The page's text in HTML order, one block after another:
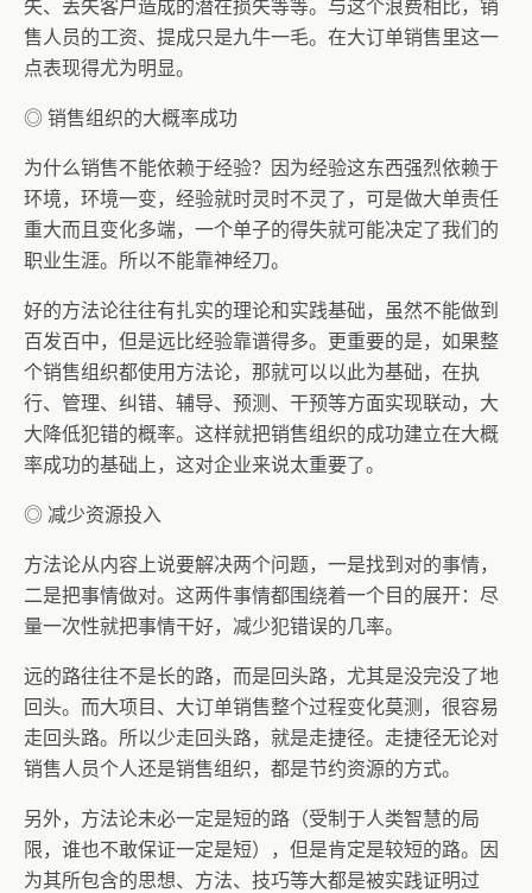
失、丢失客户造成的潜在损失等等。与这个浪费相比，销
售人员的工资、提成只是九牛一毛。在大订单销售里这一
点表现得尤为明显。
◎ 销售组织的大概率成功
为什么销售不能依赖于经验？因为经验这东西强烈依赖于
环境，环境一变，经验就时灵时不灵了，可是做大单责任
重大而且变化多端，一个单子的得失就可能决定了我们的
职业生涯。所以不能靠神经刀。
好的方法论往往有扎实的理论和实践基础，虽然不能做到
百发百中，但是远比经验靠谱得多。更重要的是，如果整
个销售组织都使用方法论，那就可以以此为基础，在执
行、管理、纠错、辅导、预测、干预等方面实现联动，大
大降低犯错的概率。这样就把销售组织的成功建立在大概
率成功的基础上，这对企业来说太重要了。
◎ 减少资源投入
方法论从内容上说要解决两个问题，一是找到对的事情，
二是把事情做对。这两件事情都围绕着一个目的展开：尽
量一次性就把事情干好，减少犯错误的几率。
远的路往往不是长的路，而是回头路，尤其是没完没了地
回头。而大项目、大订单销售整个过程变化莫测，很容易
走回头路。所以少走回头路，就是走捷径。走捷径无论对
销售人员个人还是销售组织，都是节约资源的方式。
另外，方法论未必一定是短的路（受制于人类智慧的局
限，谁也不敢保证一定是短），但是肯定是较短的路。因
为其所包含的思想、方法、技巧等大都是被实践证明过